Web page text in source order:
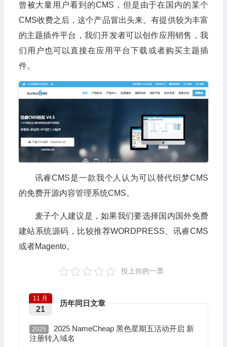
曾被大量用户看到的CMS，但是由于在国内的某个
CMS收费之后，这个产品冒出头来。有提供较为丰富
的主题插件平台，我们开发者可以创作应用销售，我
们用户也可以直接在应用平台下载或者购买主题插
件。
讯睿CMS是一款我个人认为可以替代织梦CMS
的免费开源内容管理系统CMS。
麦子个人建议是，如果我们要选择国内国外免费
建站系统源码，比较推荐WORDPRESS、讯睿CMS
或者Magento。
投上你的一票
历年同日文章
11 月
21
2025
2025 NameCheap 黑色星期五活动开启 新
注册转入域名